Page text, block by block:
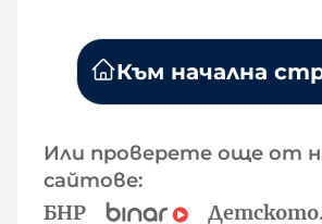
Към начална
Или проверете още от
сайтове:
БНР